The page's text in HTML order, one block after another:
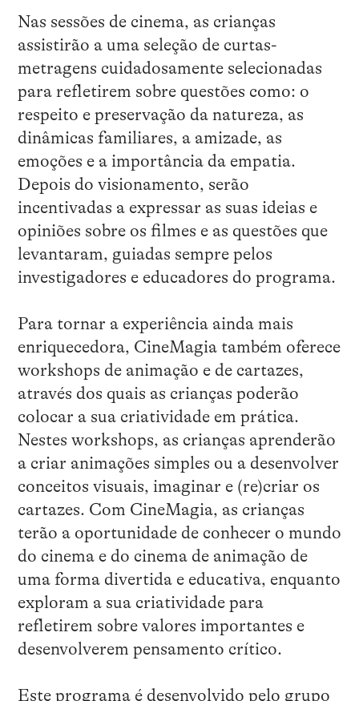
Nas sessões de cinema, as crianças
assistirão a uma seleção de curtas-
metragens cuidadosamente selecionadas
para refletirem sobre questões como: o
respeito e preservação da natureza, as
dinâmicas familiares, a amizade, as
emoções e a importância da empatia.
Depois do visionamento, serão
incentivadas a expressar as suas ideias e
opiniões sobre os filmes e as questões que
levantaram, guiadas sempre pelos
investigadores e educadores do programa.
Para tornar a experiência ainda mais
enriquecedora, CineMagia também oferece
workshops de animação e de cartazes,
através dos quais as crianças poderão
colocar a sua criatividade em prática.
Nestes workshops, as crianças aprenderão
a criar animações simples ou a desenvolver
conceitos visuais, imaginar e (re)criar os
cartazes. Com CineMagia, as crianças
terão a oportunidade de conhecer o mundo
do cinema e do cinema de animação de
uma forma divertida e educativa, enquanto
exploram a sua criatividade para
refletirem sobre valores importantes e
desenvolverem pensamento crítico.
Este programa é desenvolvido pelo grupo